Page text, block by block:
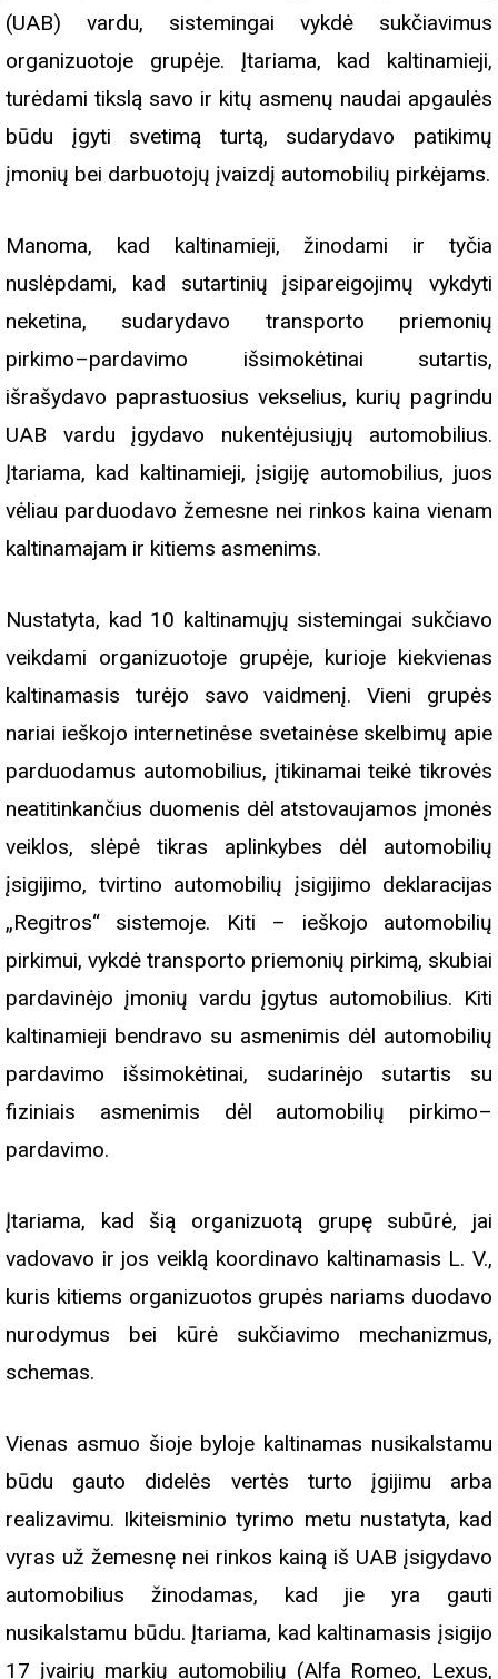
(UAB) vardu, sistemingai vykdė sukčiavimus
organizuotoje grupėje. Įtariama, kad kaltinamieji,
turėdami tikslą savo ir kitų asmenų naudai apgaulės
būdu įgyti svetimą turtą, sudarydavo patikimų
įmonių bei darbuotojų įvaizdį automobilių pirkėjams.
Manoma, kad kaltinamieji, žinodami ir tyčia
nuslėpdami, kad sutartinių įsipareigojimų vykdyti
neketina, sudarydavo transporto priemonių
pirkimo–pardavimo išsimokėtinai sutartis,
išrašydavo paprastuosius vekselius, kurių pagrindu
UAB vardu įgydavo nukentėjusiųjų automobilius.
Įtariama, kad kaltinamieji, įsigiję automobilius, juos
vėliau parduodavo žemesne nei rinkos kaina vienam
kaltinamajam ir kitiems asmenims.
Nustatyta, kad 10 kaltinamųjų sistemingai sukčiavo
veikdami organizuotoje grupėje, kurioje kiekvienas
kaltinamasis turėjo savo vaidmenį. Vieni grupės
nariai ieškojo internetinėse svetainėse skelbimų apie
parduodamus automobilius, įtikinamai teikė tikrovės
neatitinkančius duomenis dėl atstovaujamos įmonės
veiklos, slėpė tikras aplinkybes dėl automobilių
įsigijimo, tvirtino automobilių įsigijimo deklaracijas
„Regitros“ sistemoje. Kiti – ieškojo automobilių
pirkimui, vykdė transporto priemonių pirkimą, skubiai
pardavinėjo įmonių vardu įgytus automobilius. Kiti
kaltinamieji bendravo su asmenimis dėl automobilių
pardavimo išsimokėtinai, sudarinėjo sutartis su
fiziniais asmenimis dėl automobilių pirkimo–
pardavimo.
Įtariama, kad šią organizuotą grupę subūrė, jai
vadovavo ir jos veiklą koordinavo kaltinamasis L. V.,
kuris kitiems organizuotos grupės nariams duodavo
nurodymus bei kūrė sukčiavimo mechanizmus,
schemas.
Vienas asmuo šioje byloje kaltinamas nusikalstamu
būdu gauto didelės vertės turto įgijimu arba
realizavimu. Ikiteisminio tyrimo metu nustatyta, kad
vyras už žemesnę nei rinkos kainą iš UAB įsigydavo
automobilius žinodamas, kad jie yra gauti
nusikalstamu būdu. Įtariama, kad kaltinamasis įsigijo
17 įvairių markių automobilių (Alfa Romeo, Lexus,